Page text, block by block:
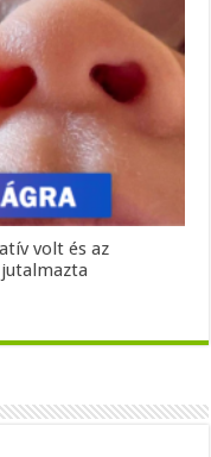
volt és az